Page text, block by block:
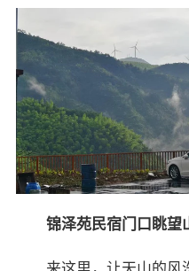
锦泽苑民宿门口眺望